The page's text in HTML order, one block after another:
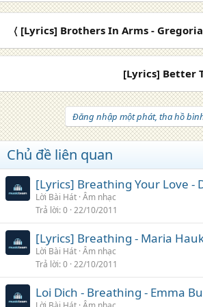
〈 [Lyrics] Brothers In Arms -
[Lyrics] Better
Đăng nhập một phát, tha hồ
Chủ đề liên quan
[Lyrics] Breathing Your Love -
Lời Bài Hát Âm nhạc
Trả lời 0 22/10/2011
[Lyrics] Breathing - Maria
Lời Bài Hát Âm nhạc
Trả lời 0 22/10/2011
Loi Dich - Breathing - Emma